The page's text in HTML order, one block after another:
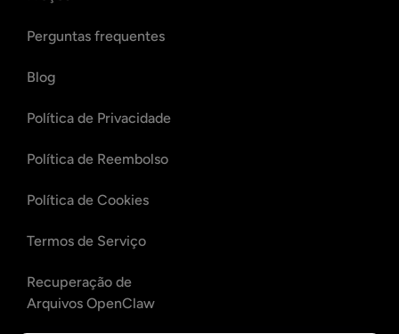
Perguntas frequentes
Blog
Política de Privacidade
Política de Reembolso
Política de Cookies
Termos de Serviço
Recuperação de
Arquivos OpenClaw